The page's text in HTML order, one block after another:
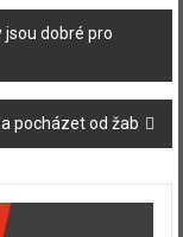
dobré pro
pocházet od žab